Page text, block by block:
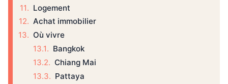
Logement
Achat immobilier
Où vivre
Bangkok
Chiang Mai
Pattaya